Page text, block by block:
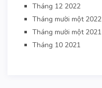
Tháng 12 2022
Tháng mười một 2022
Tháng mười một 2021
Tháng 10 2021